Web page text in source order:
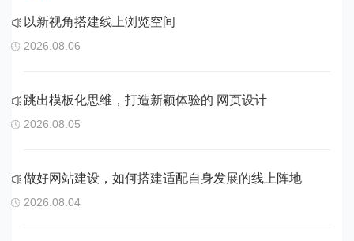
以新视角搭建线上浏览空间
2026.08.06
跳出模板化思维，打造新颖体验的 网页设计
2026.08.05
做好网站建设，如何搭建适配自身发展的线上阵地
2026.08.04